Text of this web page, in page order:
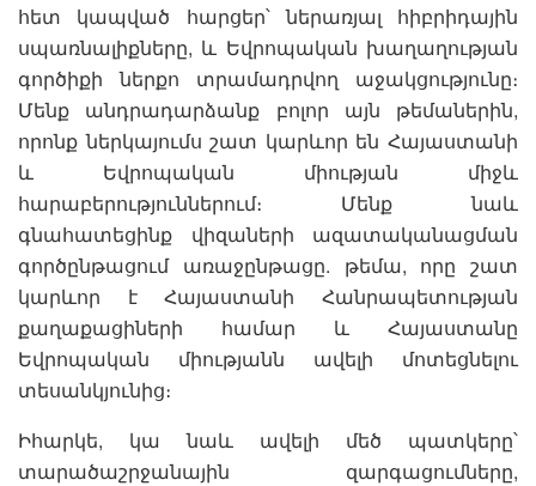
հետ կապված հարցեր՝ ներառյալ հիբրիդային
սպառնալիքները, և Եվրոպական խաղաղության
գործիքի ներքո տրամադրվող աջակցությունը։
Մենք անդրադարձանք բոլոր այն թեմաներին,
որոնք ներկայումս շատ կարևոր են Հայաստանի
և Եվրոպական միության միջև
հարաբերություններում։ Մենք նաև
գնահատեցինք վիզաների ազատականացման
գործընթացում առաջընթացը. թեմա, որը շատ
կարևոր է Հայաստանի Հանրապետության
քաղաքացիների համար և Հայաստանը
Եվրոպական միությանն ավելի մոտեցնելու
տեսանկյունից։
Իհարկե, կա նաև ավելի մեծ պատկերը՝
տարածաշրջանային զարգացումները,